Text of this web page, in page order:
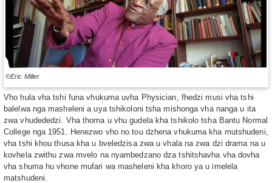
©Eric Miller
Vho hula vha tshi funa vhukuma uvha Physician, fhedzi musi vha tshi
balelwa nga masheleni a uya tshikoloni tsha mishonga vha nanga u ita
zwa vhudededzi. Vha thoma u vhu gudela kha tshikolo tsha Bantu Normal
College nga 1951. Henezwo vho no tou dzhena vhukuma kha mutshudeni,
vha tshi khou thusa kha u bveledzisa zwa u vhala na zwa dzi drama na u
kovhela zwithu zwa mvelo na nyambedzano dza tshitshavha vha dovha
vha shuma hu vhone mufari wa masheleni kha khoro ya u imelela
matshudeni.